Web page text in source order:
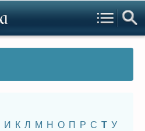
И К Л М Н О П Р С Т У